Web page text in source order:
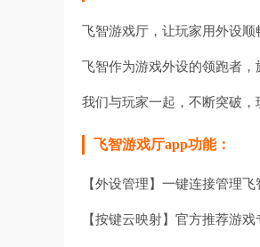
飞智游戏厅，让玩家用外设顺
飞智作为游戏外设的领跑者，
我们与玩家一起，不断突破，
飞智游戏厅app功能：
【外设管理】一键连接管理
【按键云映射】官方推荐游